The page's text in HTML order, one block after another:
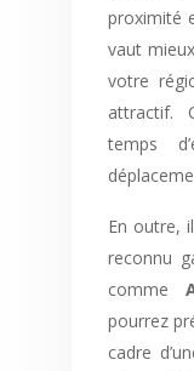
proximité
vaut
votre
attractif.
temps
En outre,
reconnu
comme
pourrez
cadre